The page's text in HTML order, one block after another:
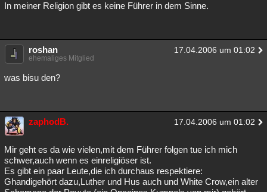
In meiner Religion gibt es keine Führer in dem Sinne.
roshan 17.04.2006 um 01:02
ehemaliges Mitglied
was bisu den?
zaphodB. 17.04.2006 um 01:02
Mir geht es da wie vielen,mit dem Führer folgen tue ich mich
schwer,auch wenn es einreligiöser ist.
Es gibt ein paar Leute,die ich durchaus respektiere:
Ghandigehört dazu,Luther und Hus auch und White Crow,ein alter